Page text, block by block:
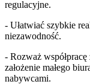
regulacyjne.
- Ułatwiać szybkie
niezawodność.
- Rozważ
założenie małego
nabywcami.